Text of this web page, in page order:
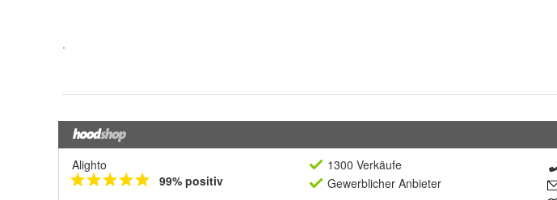
Alighto
99% positiv
1300 Verkäufe
Gewerblicher Anbieter